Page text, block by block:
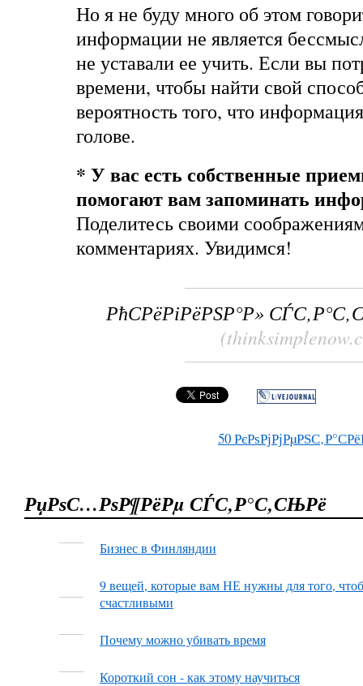
Но я не буду много об этом
информации не является
не уставали ее учить. Если вы
времени, чтобы найти свой
вероятность того, что
голове.
* У вас есть собственные
помогают вам запоминать
Поделитесь своими
комментариях. Увидимся!
РћСРёРіРёРЅР°Р»
50
РџРѕС…РѕР¶РёРµ СЃС‚Р°С‚СЊРё
Бизнес в Финляндии
9 вещей, которые вам НЕ нужны для того,
счастливыми
Почему можно убивать время
Короткий сон - как этому научиться